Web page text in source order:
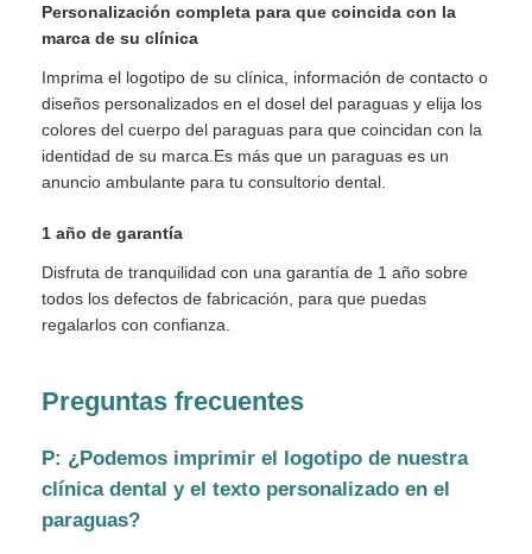
Personalización completa para que coincida con la
marca de su clínica
Imprima el logotipo de su clínica, información de contacto o
diseños personalizados en el dosel del paraguas y elija los
colores del cuerpo del paraguas para que coincidan con la
identidad de su marca.Es más que un paraguas es un
anuncio ambulante para tu consultorio dental.
1 año de garantía
Disfruta de tranquilidad con una garantía de 1 año sobre
todos los defectos de fabricación, para que puedas
regalarlos con confianza.
Preguntas frecuentes
P: ¿Podemos imprimir el logotipo de nuestra
clínica dental y el texto personalizado en el
paraguas?